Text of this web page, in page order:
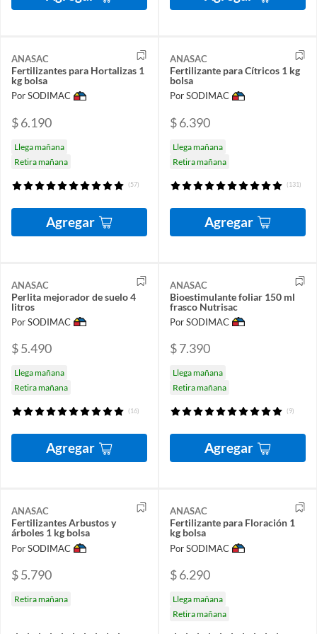
ANASAC
Fertilizantes para Hortalizas 1
kg bolsa
Por SODIMAC
$ 6.190
Llega mañana
Retira mañana
(57)
Agregar
ANASAC
Fertilizante para Cítricos 1 kg
bolsa
Por SODIMAC
$ 6.390
Llega mañana
Retira mañana
(131)
Agregar
ANASAC
Perlita mejorador de suelo 4
litros
Por SODIMAC
$ 5.490
Llega mañana
Retira mañana
(16)
Agregar
ANASAC
Bioestimulante foliar 150 ml
frasco Nutrisac
Por SODIMAC
$ 7.390
Llega mañana
Retira mañana
(9)
Agregar
ANASAC
Fertilizantes Arbustos y
árboles 1 kg bolsa
Por SODIMAC
$ 5.790
Retira mañana
ANASAC
Fertilizante para Floración 1
kg bolsa
Por SODIMAC
$ 6.290
Llega mañana
Retira mañana